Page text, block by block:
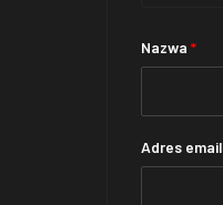
Nazwa *
Adres email